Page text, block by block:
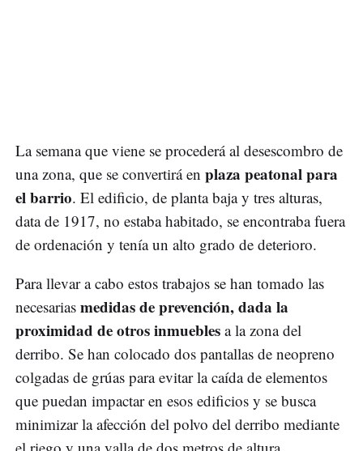
La semana que viene se procederá al desescombro de
una zona, que se convertirá en plaza peatonal para
el barrio. El edificio, de planta baja y tres alturas,
data de 1917, no estaba habitado, se encontraba fuera
de ordenación y tenía un alto grado de deterioro.
Para llevar a cabo estos trabajos se han tomado las
necesarias medidas de prevención, dada la
proximidad de otros inmuebles a la zona del
derribo. Se han colocado dos pantallas de neopreno
colgadas de grúas para evitar la caída de elementos
que puedan impactar en esos edificios y se busca
minimizar la afección del polvo del derribo mediante